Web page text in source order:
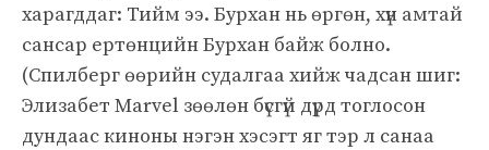
харагддаг: Тийм ээ. Бурхан нь өргөн, хүн амтай
сансар ертөнцийн Бурхан байж болно.
(Спилберг өөрийн судалгаа хийж чадсан шиг:
Элизабет Marvel зөөлөн бүсгүй дүрд тоглосон
дундаас киноны нэгэн хэсэгт яг тэр л санаа